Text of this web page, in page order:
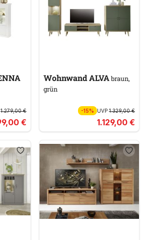
1.279,00 €
€
Wohnwand ALVAbraun,
grün
-15% UVP1.329,00 €
1.129,00 €